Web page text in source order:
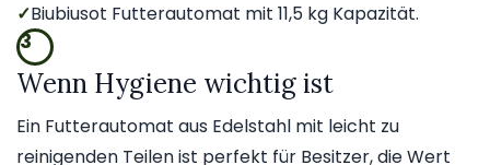
✓Biubiusot Futterautomat mit 11,5 kg Kapazität.
3
Wenn Hygiene wichtig ist
Ein Futterautomat aus Edelstahl mit leicht zu
reinigenden Teilen ist perfekt für Besitzer, die Wert